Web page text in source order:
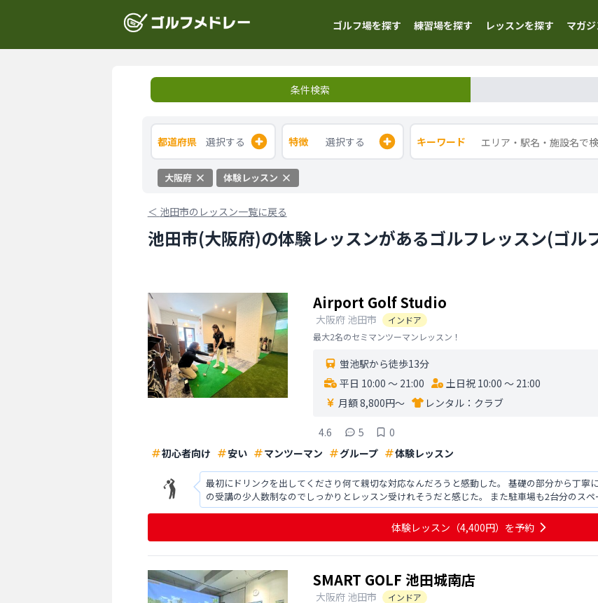
ゴルフ場を探す 練習場を探す レッスンを探す マガジ
条件検索
都道府県 選択する 特徴 選択する キーワード
大阪府 体験レッスン
＜ 池田市のレッスン一覧に戻る
池田市(大阪府)の体験レッスンがあるゴルフレッスン(ゴル
Airport Golf Studio
大阪府 池田市
インドア
最大2名のセミマンツーマンレッスン！
蛍池駅から徒歩13分
平日 10:00 〜 21:00
土日祝 10:00 〜 21:00
月額 8,800円〜
レンタル： クラブ
4.6 5
0
初心者向け
安い マンツーマン グループ 体験レッスン
最初にドリンクを出してくださり何て親切な対応なんだろうと感動した。 基礎の部分から丁寧
の受講の少人数制なのでしっかりとレッスン受けれそうだと感じた。 また駐車場も2台分のス
困らずに済むのは大変助かるポイントでした
体験レッスン （4,400円） を予約
SMART GOLF 池田城南店
大阪府 池田市
インドア